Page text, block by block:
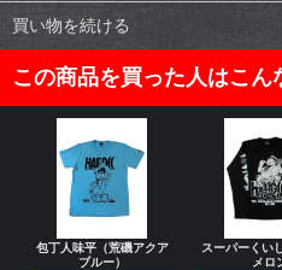
買い物を続ける
この商品を買った人はこん
包丁人味平（荒磯アクア
ブルー）
スーパーくい
メロ